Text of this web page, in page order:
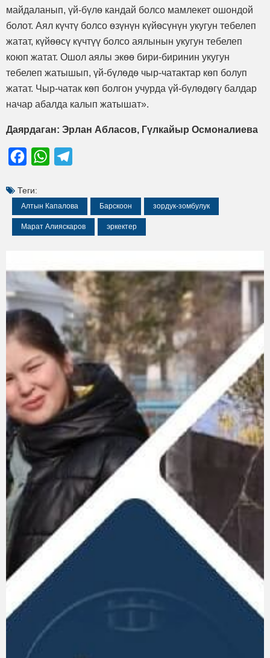
майдаланып, үй-бүлѳ кандай болсо мамлекет ошондой
болот. Аял күчтү болсо ѳзүнүн күйѳсүнүн укугун тебелеп
жатат, күйѳөсү күчтүү болсо аялынын укугун тебелеп
коюп жатат. Ошол аялы экѳѳ бири-биринин укугун
тебелеп жатышып, үй-бүлѳдѳ чыр-чатактар кѳп болуп
жатат. Чыр-чатак кѳп болгон учурда үй-бүлѳдѳгү балдар
начар абалда калып жатышат».
Даярдаган: Эрлан Абласов, Гүлкайыр Осмоналиева
FacebookWhatsApp
Теги:
Алтын Капалова Барскоон зордук-зомбулук
Марат Алияскаров эркектер